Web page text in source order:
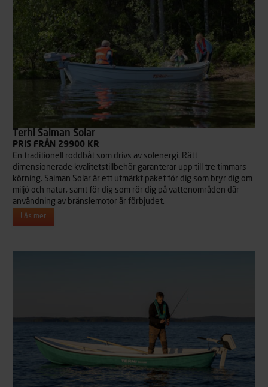
Terhi Saiman Solar
PRIS FRÅN 29900 KR
En traditionell roddbåt som drivs av solenergi. Rätt
dimensionerade kvalitetstillbehör garanterar upp till tre timmars
körning. Saiman Solar är ett utmärkt paket för dig som bryr dig om
miljö och natur, samt för dig som rör dig på vattenområden där
användning av bränslemotor är förbjudet.
Läs mer